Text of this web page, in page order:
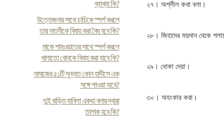
ব্যাখ্যা কি?
উত্তেজনার সাথে চাচিকে স্পর্শ করলে
তার নাতনীকে বিবাহ করা বৈধ হবে কি?
মাকে শাহওয়াতের সাথে স্পর্শ করলে
খালাতো বোনকে বিবাহ করা যাবে কি?
নামাজের ৫১টি সুন্নাত কোন হাদীসে এক
সঙ্গে পাওয়া যাবে?
তুই বাড়িত যাবিগা একথা বলার দ্বারা
তালাক হবে কি?
২৭। অশ্লীল কথা বলা।
২৮। জিহাদের ময়দান থেকে
২৯। ধোকা দেয়া।
৩০। অহংকার করা।